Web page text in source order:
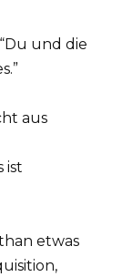
und die
aus
ist
etwas